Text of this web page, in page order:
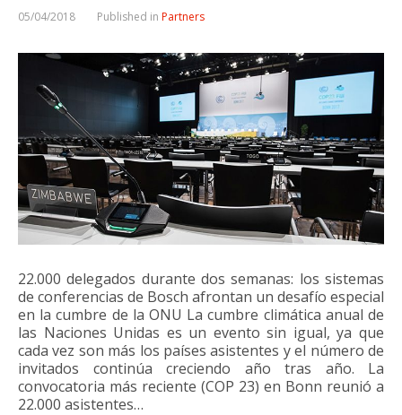
05/04/2018 Published in Partners
22.000 delegados durante dos semanas: los sistemas
de conferencias de Bosch afrontan un desafío especial
en la cumbre de la ONU La cumbre climática anual de
las Naciones Unidas es un evento sin igual, ya que
cada vez son más los países asistentes y el número de
invitados continúa creciendo año tras año. La
convocatoria más reciente (COP 23) en Bonn reunió a
22.000 asistentes…